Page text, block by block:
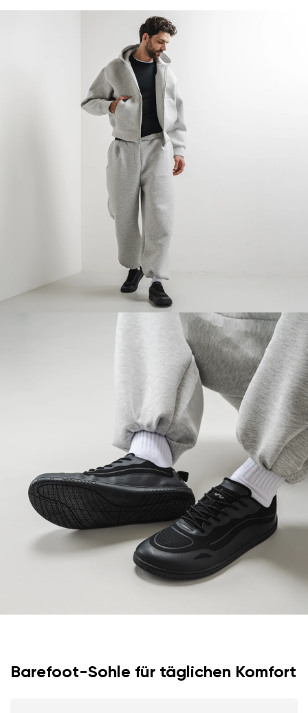
Lieferland auswählen
Leichtigkeit des Schuhs als Vorbeugung gegen
Barefoot-Sohle für täglichen Komfort
Ihr Vor- und Nachname
Deine E-Mail
Dein Name Variante
Bestellnummer